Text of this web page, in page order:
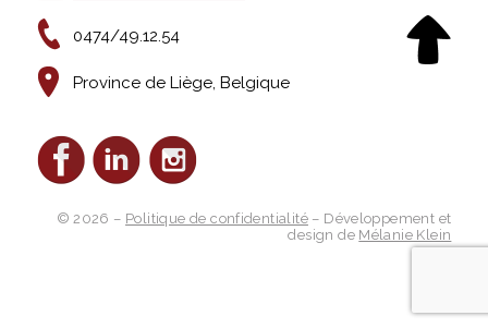
0474/49.12.54
Province de Liège, Belgique
© 2026 – Politique de confidentialité– Développement et
design de Mélanie Klein